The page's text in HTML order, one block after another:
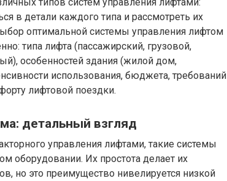
в детали каждого типа и рассмотреть их
оптимальной системы управления лифтом
типа лифта (пассажирский, грузовой,
особенностей здания (жилой дом,
использования, бюджета, требований
лифтовой поездки.
детальный взгляд
управления лифтами, такие системы
оборудовании. Их простота делает их
но это преимущество нивелируется низкой